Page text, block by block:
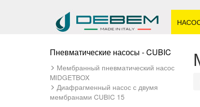
Пневматические насосы - CUBIC
Мембранный пневматический насос
MIDGETBOX
Диафрагменный насос с двумя
мембранами CUBIC 15